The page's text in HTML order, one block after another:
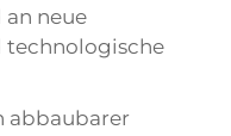
neue
technologische
abbaubarer